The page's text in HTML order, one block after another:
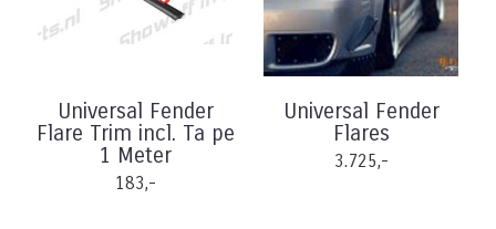
Universal Fender
Flare Trim incl. Ta pe
1 Meter
183,-
Universal Fender
Flares
3.725,-